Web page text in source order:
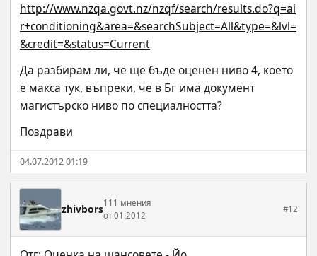
http://www.nzqa.govt.nz/nzqf/search/results.do?q=ai
r+conditioning&area=&searchSubject=All&type=&lvl=
&credit=&status=Current
Да разбирам ли, че ще бъде оценен ниво 4, което
е макса тук, въпреки, че в Бг има документ
магистърско ниво по специалността?
Поздрави
04.07.2012 01:19
zhivbors111 мнения
от 01.2012
#12